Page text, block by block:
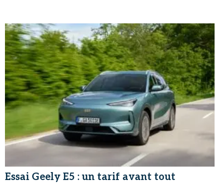
Essai Geely E5 : un tarif avant tout